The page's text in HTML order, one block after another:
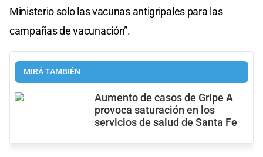
Ministerio solo las vacunas antigripales para las
campañas de vacunación”.
MIRÁ TAMBIÉN
Aumento de casos de Gripe A
provoca saturación en los
servicios de salud de Santa Fe